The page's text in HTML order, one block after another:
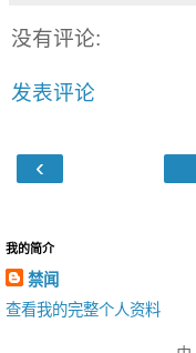
没有评论:
发表评论
‹
我的简介
禁闻
查看我的完整个人资料